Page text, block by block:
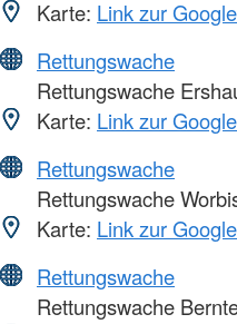
Karte: Link zur
Rettungswache
Rettungswache
Karte: Link zur
Rettungswache
Rettungswache
Karte: Link zur
Rettungswache
Rettungswache